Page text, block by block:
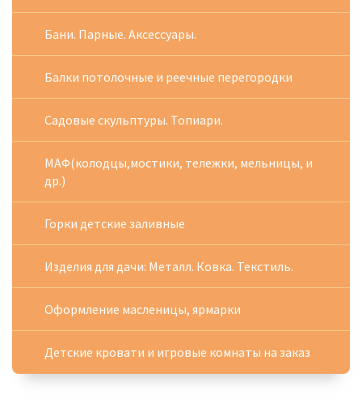
Бани. Парные. Аксессуары.
Балки потолочные и реечные перегородки
Садовые скульптуры. Топиари.
МАФ(колодцы,мостики, тележки, мельницы, и
др.)
Горки детские заливные
Изделия для дачи: Металл. Ковка. Текстиль.
Оформление масленицы, ярмарки
Детские кровати и игровые комнаты на заказ